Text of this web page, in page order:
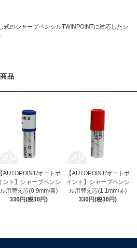
式のシャープペンシルTWINPOINTに対応したシ
品
【AUTOPOINT/オートポ
ント】シャープペンシ
ル用替え芯(0.9mm/青)
330円(税30円)
【AUTOPOINT/オートポ
イント】シャープペンシ
ル用替え芯(1.1mm/赤)
330円(税30円)